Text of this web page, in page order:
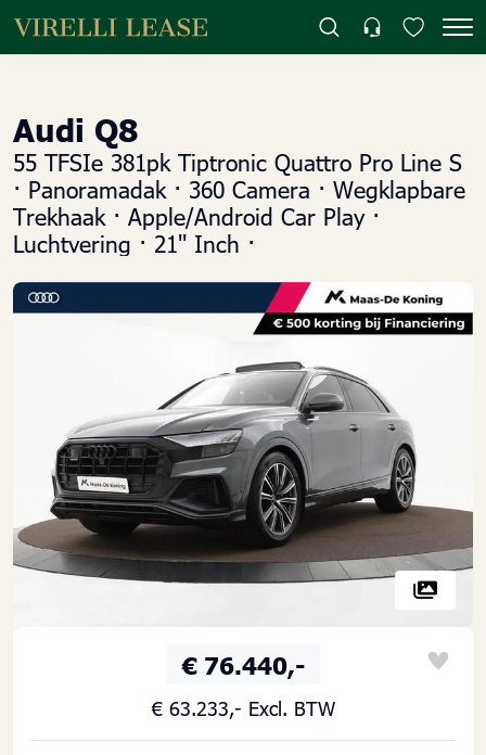
Audi Q8
55 TFSIe 381pk Tiptronic Quattro Pro Line S
· Panoramadak · 360 Camera · Wegklapbare
Trekhaak · Apple/Android Car Play ·
Luchtvering · 21'' Inch ·
€ 76.440,-
€ 63.233,- Excl. BTW